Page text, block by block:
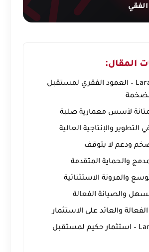
المقال:
مقدمة: Laravel – العمود الفقري لمستقبل
خاتمة: Laravel – استثمار حكيم لمستقبل